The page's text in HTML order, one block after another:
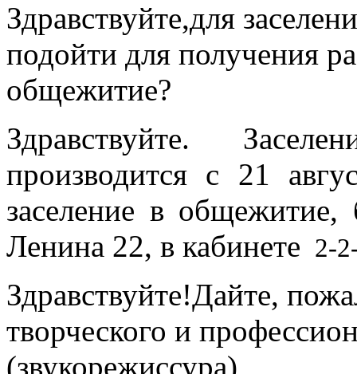
Здравствуйте,для
подойти для получения
общежитие?
Здравствуйте.
производится с 21
заселение в общежитие,
Ленина 22, в кабинете 2-
Здравствуйте!Дайте,
творческого и
(звукорежиссура)